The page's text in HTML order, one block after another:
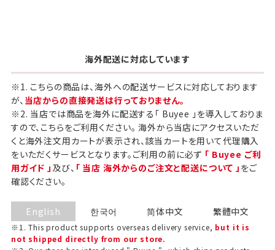
海外配送に対応しています
※1. こちらの商品は、海外への配送サービスに対応しております
が、 当店からの直接発送は行っておりません。
※2. 当店では商品を海外に配送する「 Buyee 」を導入しておりま
すので、こちらをご利用ください。 海外から当店にアクセスいただ
くと海外注文用カートが表示され、該当カートを用いて代理購入
をいただくサービスとなります。ご利用の前に必ず 「 Buyee ご利
用ガイド 」 及び、 「 当店 海外からのご注文と配送について 」 をご
確認ください。
English
※1. This product supports overseas delivery service, but it is
not shipped directly from our store.
한국어 简体中文 繁體中文